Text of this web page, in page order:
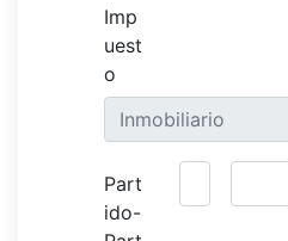
Imp
uest
o
Part
ido-